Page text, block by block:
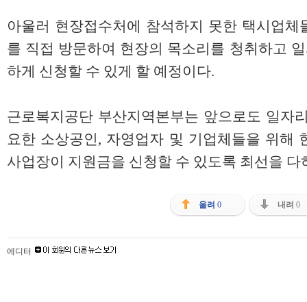
아울러 현장접수처에 참석하지 못한 택시업
를 직접 방문하여 현장의 목소리를 청취하고
하게 신청할 수 있게 할 예정이다.
근로복지공단 부산지역본부는 앞으로도 일자
요한 소상공인, 자영업자 및 기업체들을 위해
사업장이 지원금을 신청할 수 있도록 최선을 다
올려 0 내려 0
에디터